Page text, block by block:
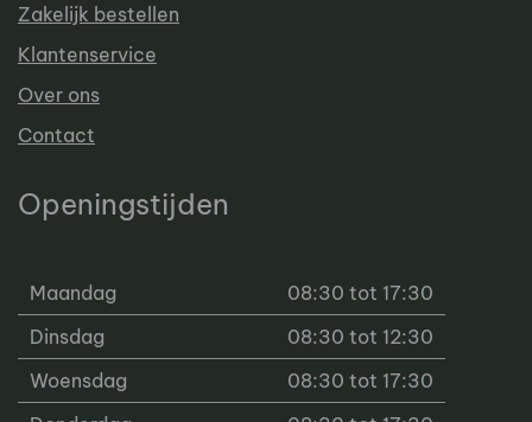
Zakelijk bestellen
Klantenservice
Over ons
Contact
Openingstijden
Maandag
08:30 tot 17:30
Dinsdag
08:30 tot 12:30
Woensdag
08:30 tot 17:30